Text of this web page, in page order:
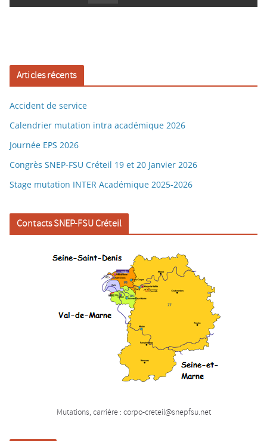
Articles récents
Accident de service
Calendrier mutation intra académique 2026
Journée EPS 2026
Congrès SNEP-FSU Créteil 19 et 20 Janvier 2026
Stage mutation INTER Académique 2025-2026
Contacts SNEP-FSU Créteil
Mutations, carrière : corpo-creteil@snepfsu.net